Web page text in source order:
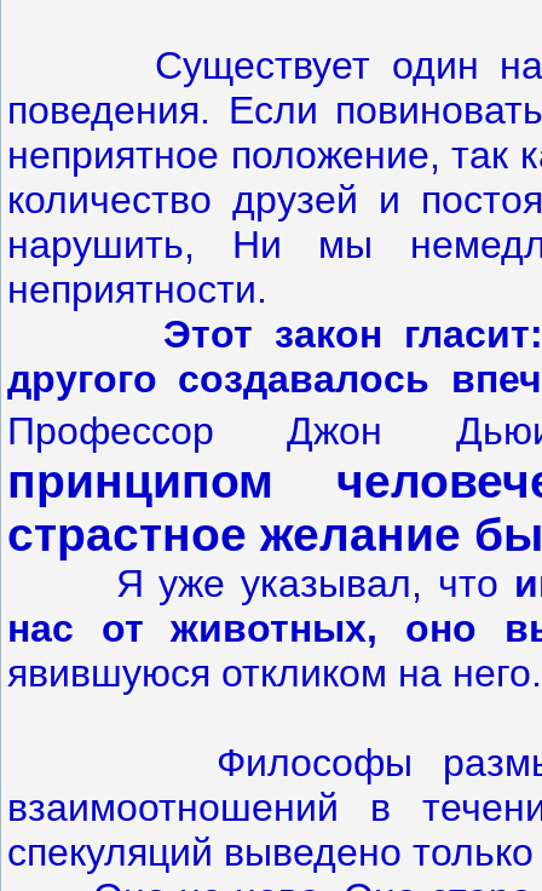
Существует один
поведения. Если
неприятное положение, так
количество друзей и
нарушить, Ни мы
неприятности.
Этот закон
другого создавалось
Профессор Джон
принципом
страстное желание
Я уже указывал, что
нас от животных, оно
явившуюся откликом на него.
Философы
взаимоотношений в
спекуляций выведено